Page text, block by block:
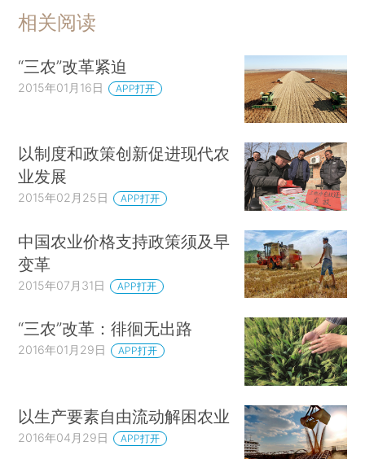
相关阅读
“三农”改革紧迫
2015年01月16日 APP打开
以制度和政策创新促进现代农
业发展
2015年02月25日 APP打开
中国农业价格支持政策须及早
变革
2015年07月31日 APP打开
“三农”改革：徘徊无出路
2016年01月29日 APP打开
以生产要素自由流动解困农业
2016年04月29日 APP打开